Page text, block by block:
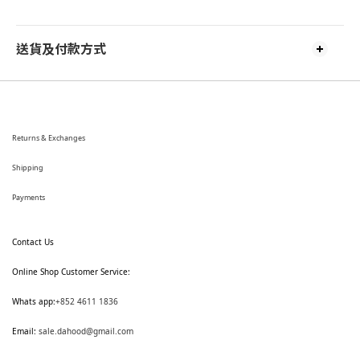
送貨及付款方式
Returns & Exchanges
Shipping
Payments
Contact Us
Online Shop Customer Service:
Whats app:+852 4611 1836
Email: sale.dahood@gmail.com